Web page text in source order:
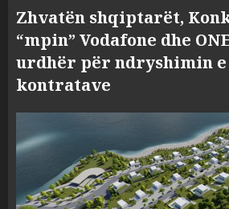
Zhvatën shqiptarët,
“mpin” Vodafone dhe
urdhër për ndryshimin e
kontratave